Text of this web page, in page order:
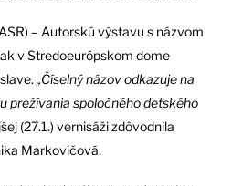
– Autorskú výstavu s názvom
v Stredoeurópskom dome
„Číselný názov odkazuje na
prežívania spoločného detského
(27.1.) vernisáži zdôvodnila
Markovičová.